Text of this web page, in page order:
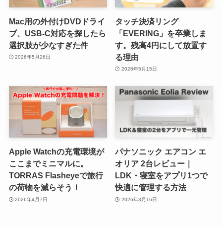
Mac用の外付けDVDドライ
ブ、USB-C対応を探したら
選択肢が少なすぎた件
2026年5月26日
タッチ決済リング
「EVERING」を卒業しま
す。残高4円にして放置す
る理由
2026年5月15日
Apple Watchの充電環境が
ここまでミニマルに。
TORRAS Flasheyeで旅行
の荷物を減らそう！
2026年4月7日
パナソニック エアコン エ
オリア 2台レビュー｜
LDK・寝室をアプリ1つで
快適に管理する方法
2026年3月16日